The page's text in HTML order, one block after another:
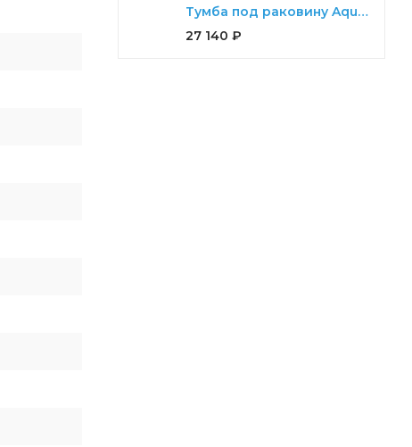
Тумба под раковину Aquaton Мадрид 100 М 2 ящика белый
27 140 ₽